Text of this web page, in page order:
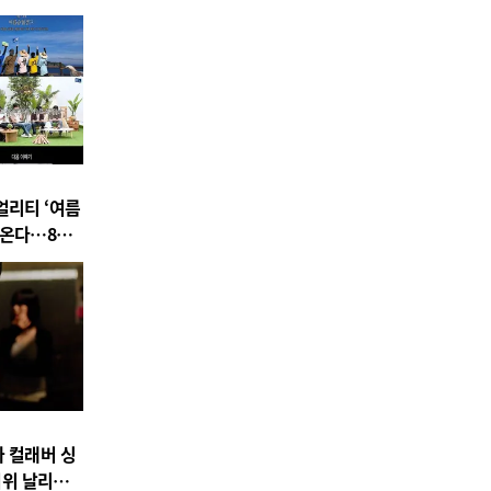
티 ‘여름
온다…8월
컬래버 싱
날리는